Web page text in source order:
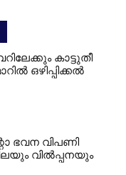
കാട്ടുതീ
ഒഴിപ്പിക്കൽ
ഭവന വിപണി
വില്‍പ്പനയും